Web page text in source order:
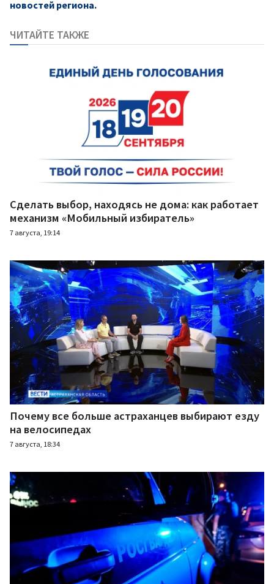
новостей региона.
ЧИТАЙТЕ ТАКЖЕ
Сделать выбор, находясь не дома: как работает
механизм «Мобильный избиратель»
7 августа, 19:14
Почему все больше астраханцев выбирают езду
на велосипедах
7 августа, 18:34